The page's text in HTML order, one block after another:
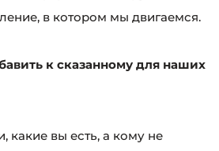
в котором мы двигаемся.
к сказанному для наших
какие вы есть, а кому не